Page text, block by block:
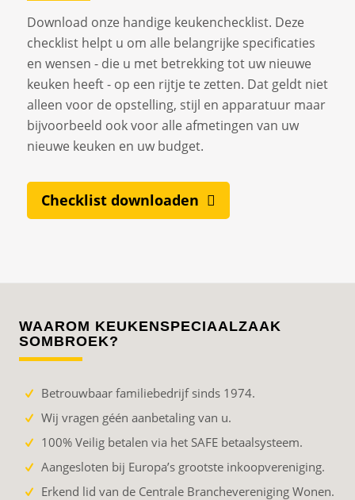
Download onze handige keukenchecklist. Deze
checklist helpt u om alle belangrijke specificaties
en wensen - die u met betrekking tot uw nieuwe
keuken heeft - op een rijtje te zetten. Dat geldt niet
alleen voor de opstelling, stijl en apparatuur maar
bijvoorbeeld ook voor alle afmetingen van uw
nieuwe keuken en uw budget.
Checklist downloaden
WAAROM KEUKENSPECIAALZAAK
SOMBROEK?
Betrouwbaar familiebedrijf sinds 1974.
Wij vragen géén aanbetaling van u.
100% Veilig betalen via het SAFE betaalsysteem.
Aangesloten bij Europa’s grootste inkoopvereniging.
Erkend lid van de Centrale Branchevereniging Wonen.